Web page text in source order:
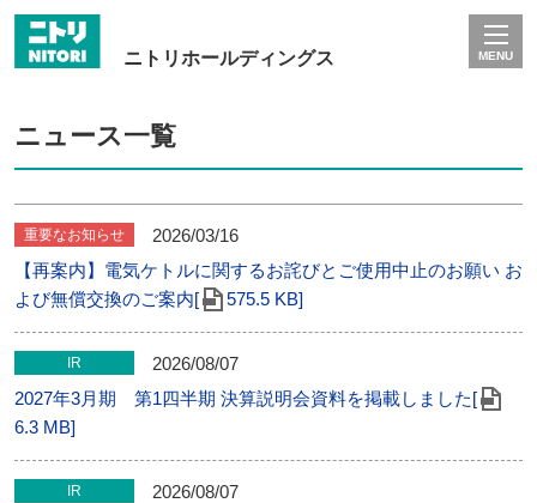
ニトリホールディングス MENU
ニュース一覧
重要なお知らせ
2026/03/16
【再案内】電気ケトルに関するお詫びとご使用中止のお願い お
よび無償交換のご案内[
575.5 KB]
IR
2026/08/07
2027年3月期 第1四半期 決算説明会資料を掲載しました[
6.3 MB]
IR
2026/08/07